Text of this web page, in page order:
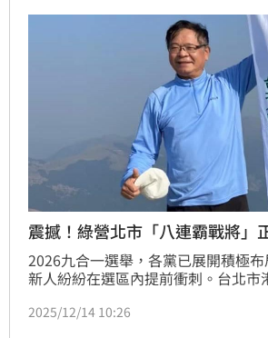
震撼！綠營北市「八連霸戰將」
2026九合一選舉，各黨已展開積極
新人紛紛在選區內提前衝刺。台北市
他要交棒給律師陳又新，這等同他不
2025/12/14 10:26